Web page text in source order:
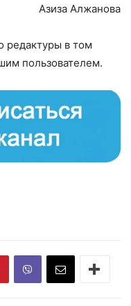
Азиза Алжанова
редактуры в том
пользователем.